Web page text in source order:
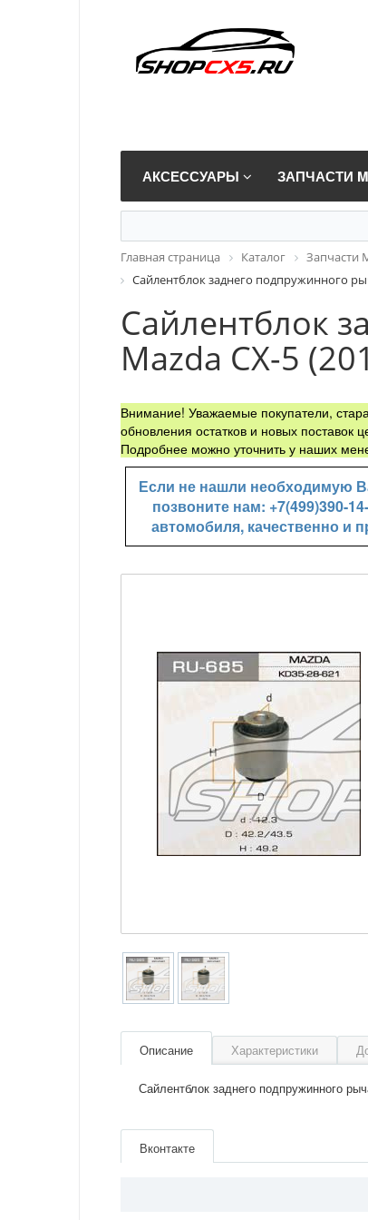
АКСЕССУАРЫ ЗАПЧАСТИ
Главная страница Каталог Запчасти
Сайлентблок заднего подпружинного
Сайлентблок
Mazda CX-5
Внимание! Уважаемые покупатели,
обновления остатков и новых поставок
Подробнее можно уточнить у наших
Если не нашли необходимую
позвоните нам: +7(499)390-
автомобиля, качественно и
Описание Характеристики
Сайлентблок заднего подпружинного
Страна Китай
Вконтакте